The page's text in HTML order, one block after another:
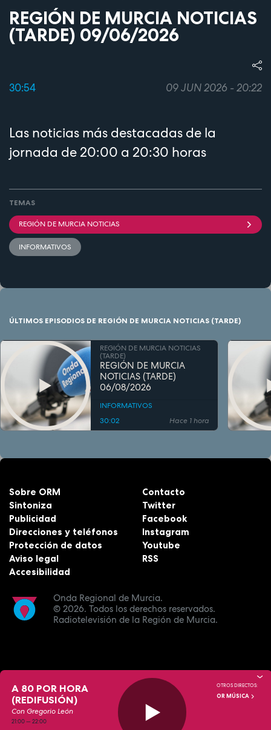
REGIÓN DE MURCIA NOTICIAS
(TARDE) 09/06/2026
30:54 09 JUN 2026 - 20:22
Las noticias más destacadas de la
jornada de 20:00 a 20:30 horas
TEMAS
REGIÓN DE MURCIA NOTICIAS
INFORMATIVOS
ÚLTIMOS EPISODIOS DE REGIÓN DE MURCIA NOTICIAS (TARDE)
REGIÓN DE MURCIA NOTICIAS
(TARDE)
REGIÓN DE MURCIA
NOTICIAS (TARDE)
06/08/2026
INFORMATIVOS
30:02
Hace 1 hora
Onda Regional de Murcia.
© 2026. Todos los derechos reservados.
Radiotelevisión de la Región de Murcia.
Sobre ORM
Sintoniza
Publicidad
Direcciones y teléfonos
Protección de datos
Aviso legal
Accesibilidad
Contacto
Twitter
Facebook
Instagram
Youtube
RSS
A 80 POR HORA
(REDIFUSIÓN)
Con Gregorio León
21:00—22:00
OTROS DIRECTOS:
OR MÚSICA